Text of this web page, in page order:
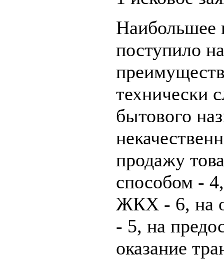
Наибольшее
поступило
технически
бытового
продажу
способом -
ЖКХ - 6, на
- 5, на
оказание